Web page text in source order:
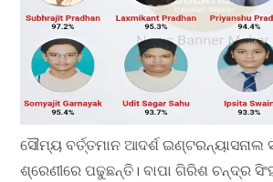
ସୌମ୍ୟ ବର୍ତ୍ତମାନ ଆଦର୍ଶ
ଶ୍ରେଣୀରେ ପଢୁଛନ୍ତି। ବାପା ଗିରିଶ ଚନ୍ଦ୍ର